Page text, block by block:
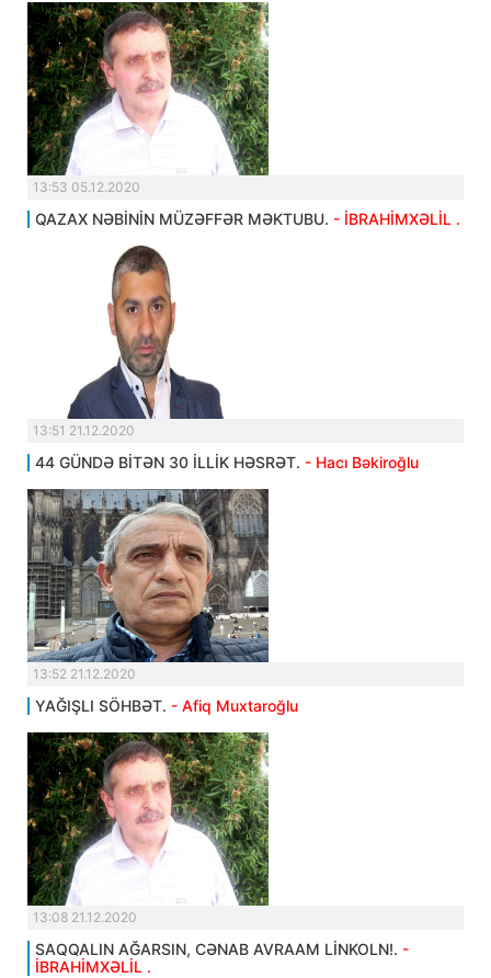
13:53 05.12.2020
QAZAX NƏBİNİN MÜZƏFFƏR MƏKTUBU. - İBRAHİMXƏLİL .
13:51 21.12.2020
44 GÜNDƏ BİTƏN 30 İLLİK HƏSRƏT. - Hacı Bəkiroğlu
13:52 21.12.2020
YAĞIŞLI SÖHBƏT. - Afiq Muxtaroğlu
13:08 21.12.2020
SAQQALIN AĞARSIN, CƏNAB AVRAAM LİNKOLN!. -
İBRAHİMXƏLİL .